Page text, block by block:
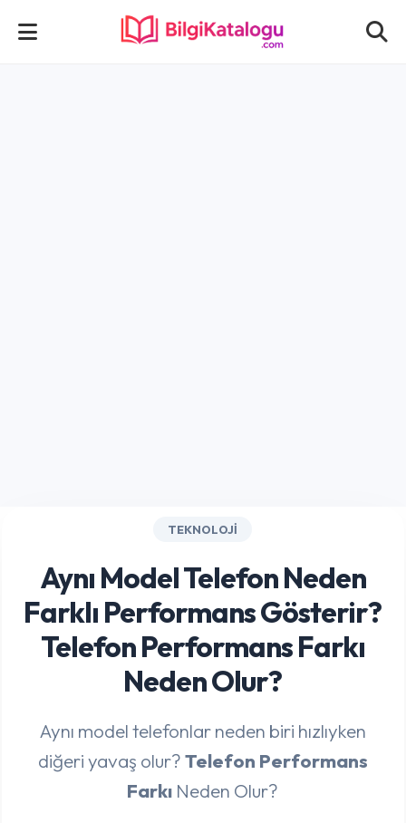
TEKNOLOJI
Aynı Model Telefon Neden
Farklı Performans Gösterir?
Telefon Performans Farkı
Neden Olur?
Aynı model telefonlar neden biri hızlıyken
diğeri yavaş olur?Telefon Performans
Farkı Neden Olur?